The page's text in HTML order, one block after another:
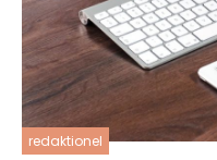
redaktionel